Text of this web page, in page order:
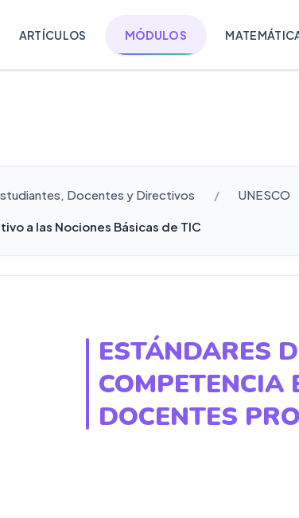
ARTÍCULOS MÓDULOS
Docentes y Directivos UNESCO
a las Nociones Básicas de TIC
ESTÁNDARES
COMPETENCIA
DOCENTES